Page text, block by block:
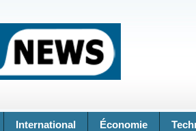
International Économie